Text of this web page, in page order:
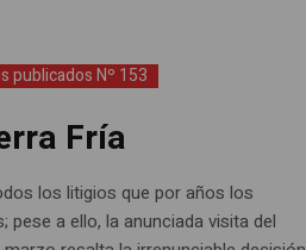
publicados Nº 153
Fría
los litigios que por años los
a ello, la anunciada visita del